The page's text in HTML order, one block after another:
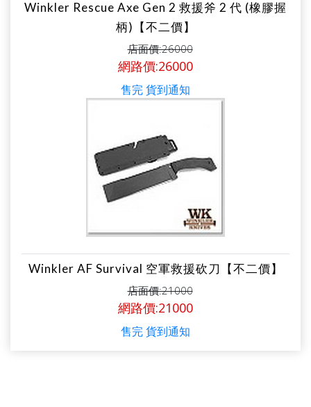
Winkler Rescue Axe Gen 2 救援斧 2 代 (橡膠握
柄)【不二價】
店面價:26000
網路價:26000
售完 貨到通知
Winkler AF Survival 空軍救援砍刀【不二價】
店面價:21000
網路價:21000
售完 貨到通知